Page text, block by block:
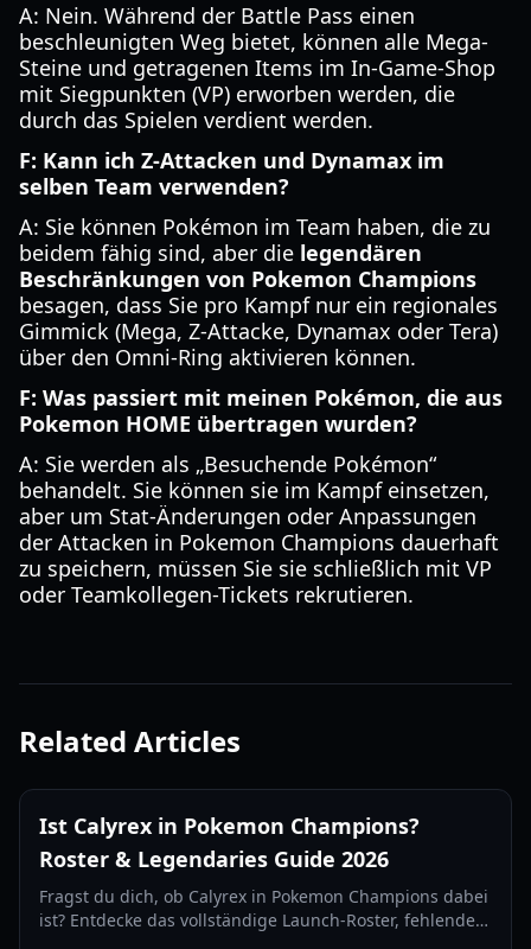
A: Nein. Während der Battle Pass einen
beschleunigten Weg bietet, können alle Mega-
Steine und getragenen Items im In-Game-Shop
mit Siegpunkten (VP) erworben werden, die
durch das Spielen verdient werden.
F: Kann ich Z-Attacken und Dynamax im
selben Team verwenden?
A: Sie können Pokémon im Team haben, die zu
beidem fähig sind, aber die legendären
Beschränkungen von Pokemon Champions
besagen, dass Sie pro Kampf nur ein regionales
Gimmick (Mega, Z-Attacke, Dynamax oder Tera)
über den Omni-Ring aktivieren können.
F: Was passiert mit meinen Pokémon, die aus
Pokemon HOME übertragen wurden?
A: Sie werden als „Besuchende Pokémon“
behandelt. Sie können sie im Kampf einsetzen,
aber um Stat-Änderungen oder Anpassungen
der Attacken in Pokemon Champions dauerhaft
zu speichern, müssen Sie sie schließlich mit VP
oder Teamkollegen-Tickets rekrutieren.
Related Articles
Ist Calyrex in Pokemon Champions?
Roster & Legendaries Guide 2026
Fragst du dich, ob Calyrex in Pokemon Champions dabei
ist? Entdecke das vollständige Launch-Roster, fehlende